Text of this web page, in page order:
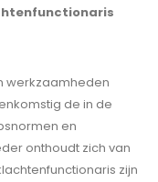
werkzaamheden
de in de
en
onthoudt zich van
zijn